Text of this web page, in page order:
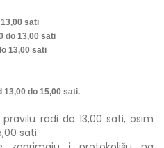
sati
do 13,00 sati
13,00 sati
13,00 do 15,00 sati.
radi do 13,00 sati, osim
sati.